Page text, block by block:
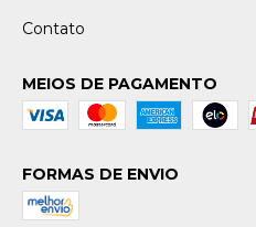
Contato
MEIOS DE PAGAMENTO
FORMAS DE ENVIO